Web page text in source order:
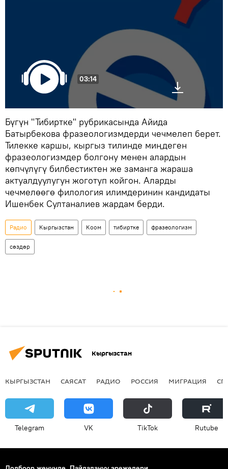
03:14
Бүгүн "Тибиртке" рубрикасында Айида
Батырбекова фразеологизмдерди чечмелеп берет.
Тилекке каршы, кыргыз тилинде миңдеген
фразеологизмдер болгону менен алардын
көпчүлүгү билбестиктен же заманга жараша
актуалдуулугун жоготуп койгон. Аларды
чечмелөөгө филология илимдеринин кандидаты
Ишенбек Султаналиев жардам берди.
Радио Кыргызстан Коом тибиртке фразеологизм
сөздөр
Кыргызстан
КЫРГЫЗСТАН САЯСАТ РАДИО РОССИЯ МИГРАЦИЯ
Telegram VK ТikТоk Rutube